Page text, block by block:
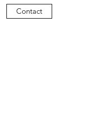
Contact